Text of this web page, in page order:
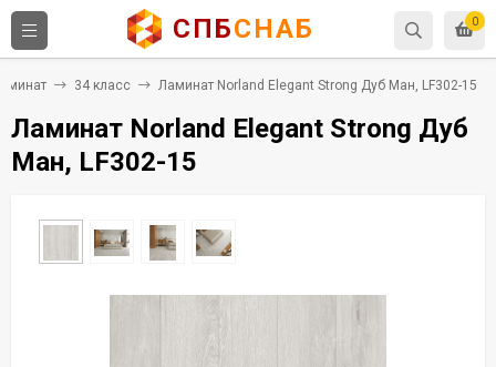
0
СПБСНАБ
34 класс Ламинат Norland Elegant Strong Дуб Ман, LF302-15
Ламинат Norland Elegant Strong Дуб
Ман, LF302-15